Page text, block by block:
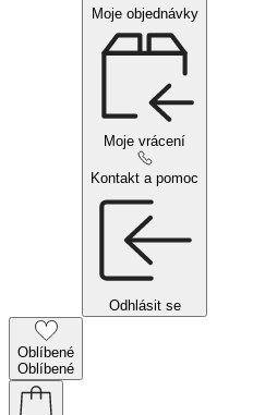
Moje objednávky
Moje vrácení
Kontakt a pomoc
Odhlásit se
Oblíbené
Oblíbené